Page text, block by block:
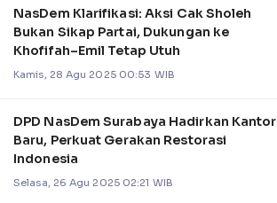
NasDem Klarifikasi: Aksi Cak Sholeh
Bukan Sikap Partai, Dukungan ke
Khofifah–Emil Tetap Utuh
Kamis, 28 Agu 2025 00:53 WIB
DPD NasDem Surabaya Hadirkan Kantor
Baru, Perkuat Gerakan Restorasi
Indonesia
Selasa, 26 Agu 2025 02:21 WIB